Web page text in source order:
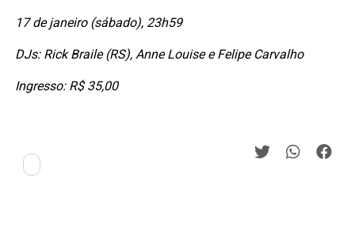
17 de janeiro (sábado), 23h59
DJs: Rick Braile (RS), Anne Louise e Felipe Carvalho
Ingresso: R$ 35,00